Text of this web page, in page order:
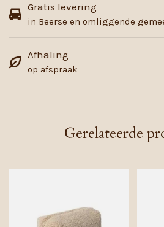
Gratis levering
in Beerse en omliggende
Afhaling
op afspraak
Gerelateerde